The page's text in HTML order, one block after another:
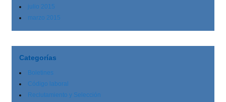
julio 2015
marzo 2015
Categorías
Boletines
Código laboral
Reclutamiento y Selección